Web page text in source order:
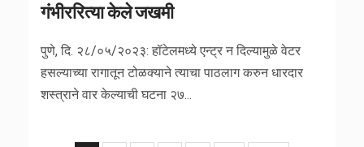
गंभीररित्या केले जखमी
पुणे, दि. २८/०५/२०२३: हॉटेलमध्ये एन्ट्र न दिल्यामुळे वेटर
हसल्याच्या रागातून टोळक्याने त्याचा पाठलाग करुन धारदार
शस्त्राने वार केल्याची घटना २७...